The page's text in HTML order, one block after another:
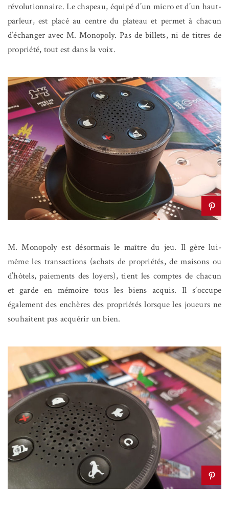
révolutionnaire. Le chapeau, équipé d’un micro et d’un haut-
parleur, est placé au centre du plateau et permet à chacun
d’échanger avec M. Monopoly. Pas de billets, ni de titres de
propriété, tout est dans la voix.
M. Monopoly est désormais le maître du jeu. Il gère lui-
même les transactions (achats de propriétés, de maisons ou
d’hôtels, paiements des loyers), tient les comptes de chacun
et garde en mémoire tous les biens acquis. Il s’occupe
également des enchères des propriétés lorsque les joueurs ne
souhaitent pas acquérir un bien.